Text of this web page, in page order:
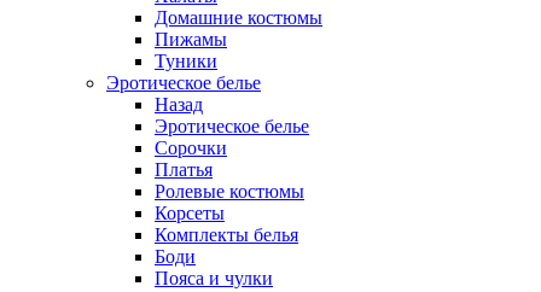
Домашние костюмы
Пижамы
Туники
Эротическое белье
Назад
Эротическое белье
Сорочки
Платья
Ролевые костюмы
Корсеты
Комплекты белья
Боди
Пояса и чулки